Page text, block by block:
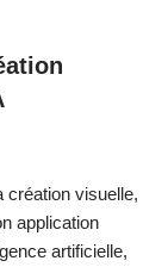
création visuelle,
application
artificielle,